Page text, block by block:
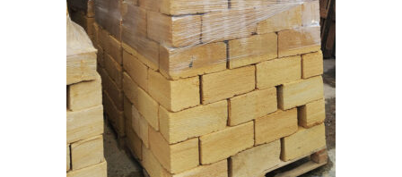
ДОДАТИ В КОШИК